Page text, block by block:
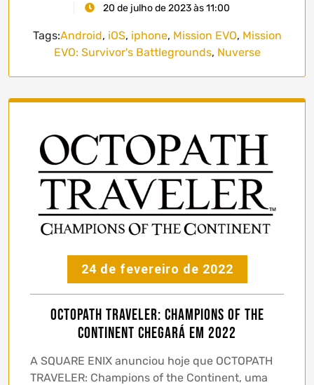
20 de julho de 2023 às 11:00
Tags:Android, iOS, iphone, Mission EVO, Mission
EVO: Survivor's Battlegrounds, Nuverse
24 de fevereiro de 2022
OCTOPATH TRAVELER: Champions of the
Continent chegará em 2022
A SQUARE ENIX anunciou hoje que OCTOPATH
TRAVELER: Champions of the Continent, uma